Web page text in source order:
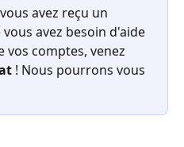
avez reçu un
avez besoin d'aide
comptes, venez
! Nous pourrons vous